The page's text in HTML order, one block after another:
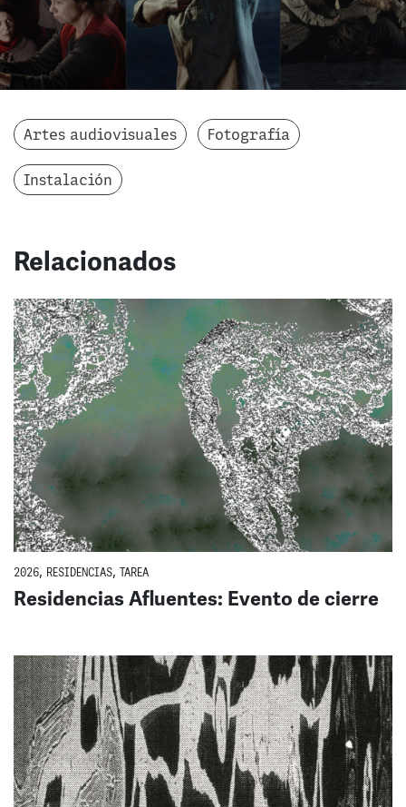
Artes audiovisuales Fotografía
Instalación
Relacionados
2026, RESIDENCIAS, TAREA
Residencias Afluentes: Evento de cierre